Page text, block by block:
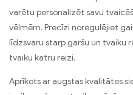
varētu personalizēt savu
vēlmēm. Precīzi noregulējiet
līdzsvaru starp garšu un tvaiku
tvaiku katru reizi.
Aprīkots ar augstas kvalitātes